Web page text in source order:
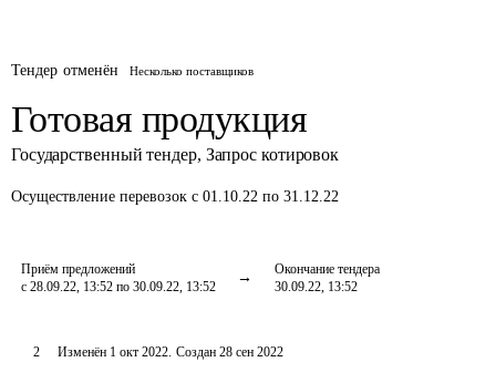
Тендер отменён Несколько поставщиков
Готовая продукция
Государственный тендер, Запрос котировок
Осуществление перевозок с 01.10.22 по 31.12.22
Приём предложений
с 28.09.22, 13:52 по 30.09.22, 13:52
Окончание тендера
30.09.22, 13:52
2 Изменён 1 окт 2022. Создан 28 сен 2022